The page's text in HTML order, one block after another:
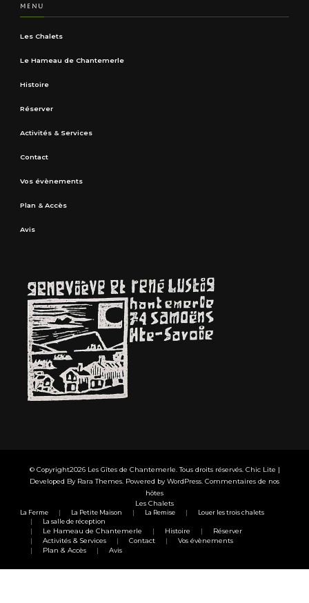
MENU
Les Chalets
Le Hameau de Chantemerle
Histoire
Réserver
Activités & Services
Contact
Vos évènements
Plan & Accès
Avis
© Copyright2026 Les Gîtes de Chantemerle . Tous droits réservés. Chic Lite |
Developed By Rara Themes . Powered by WordPress Commentaires de nos
hôtes
Les Chalets
La Ferme La Petite Maison La Remise
Louer les trois chalets
La salle de réception
Le Hameau de Chantemerle Histoire
Réserver
Activités & Services
Contact
Vos évènements
Plan & Accès
Avis